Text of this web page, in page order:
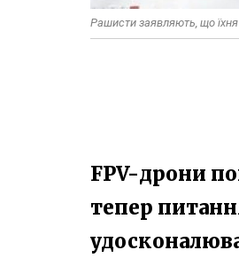
Рашисти заявляють, що
FPV-дрони
тепер